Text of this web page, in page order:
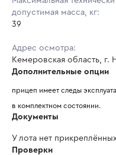
допустимая масса, кг:
39
Адрес осмотра:
Кемеровская область, г.
Дополнительные опции
прицеп имеет следы
в комплектном состоянии.
Документы
У лота нет
Проверки